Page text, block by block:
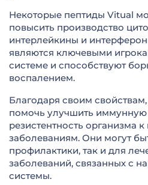
Некоторые пептиды Vitual
повысить производство
интерлейкины и
являются ключевыми
системе и способствуют
воспалением.
Благодаря своим
помочь улучшить
резистентность организма
заболеваниям. Они могут
профилактики, так и для
заболеваний, связанных с
системы.